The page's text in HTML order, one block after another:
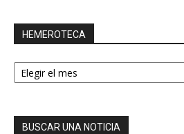
HEMEROTECA
HEMEROTECA
BUSCAR UNA NOTICIA